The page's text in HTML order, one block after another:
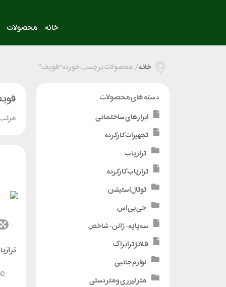
خانه محصولات
خانه/ محصولات برچسب خورده “فویف”
دسته های محصولات
ابزارهای ساختمانی
تجهیزات کارکرده
تراز یاب
ترازیاب کارکرده
توتال استیشن
جی پی اس
سه پایه - ژالن - شاخص
فلانژ ترابراک
لوازم جانبی
متر لیزری و متر دستی